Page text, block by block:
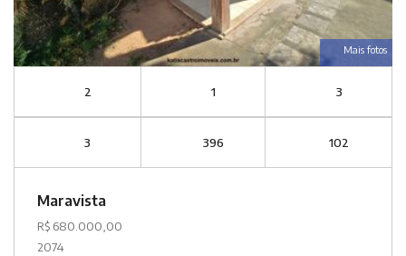
Mais fotos
2 1 3
3 396 102
Maravista
R$ 680.000,00
2074